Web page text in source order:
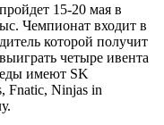
15-20 мая в
Чемпионат входит в
которой получит
четыре ивента
имеют SK
, Fnatic, Ninjas in